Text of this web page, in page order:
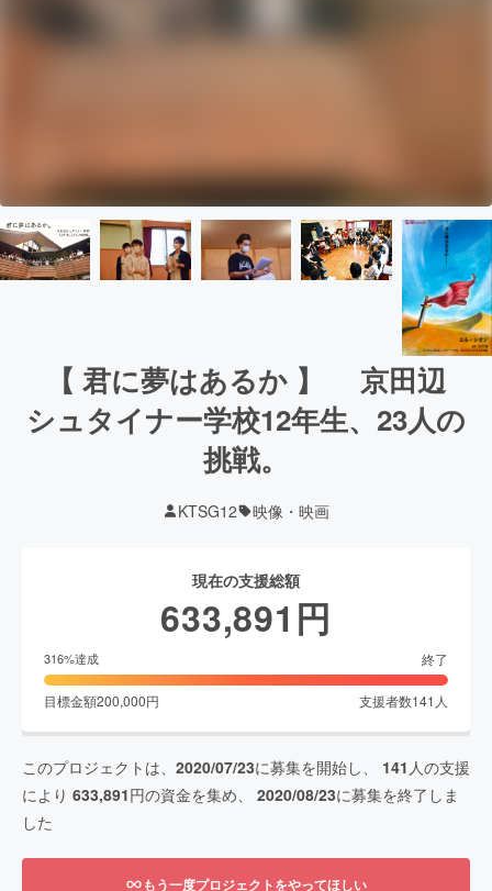
【 君に夢はあるか 】 京田辺
シュタイナー学校12年生、23人の
挑戦。
KTSG12 映像・映画
現在の支援総額
633,891 円
316%達成 終了
目標金額200,000円 支援者数141 人
このプロジェクトは、 2020/07/23に募集を開始し、 141 人の支援
により 633,891円の資金を集め、 2020/08/23に募集を終了しま
した
もう一度プロジェクトをやってほしい